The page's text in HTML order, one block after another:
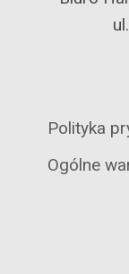
Polityka
Ogólne